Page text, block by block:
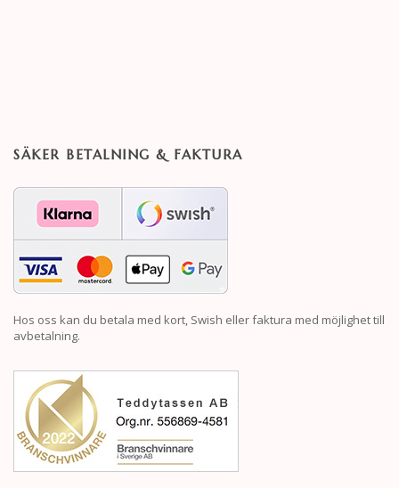
SÄKER BETALNING & FAKTURA
Hos oss kan du betala med kort, Swish eller faktura med möjlighet till
avbetalning.